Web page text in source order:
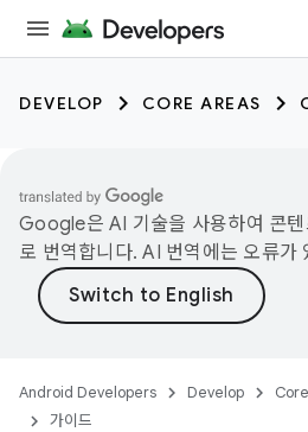
DEVELOP CORE AREAS
Google은 AI 기술을 사용하여 콘텐
로 번역합니다. AI 번역에는 오류가
Android Developers Develop
가이드